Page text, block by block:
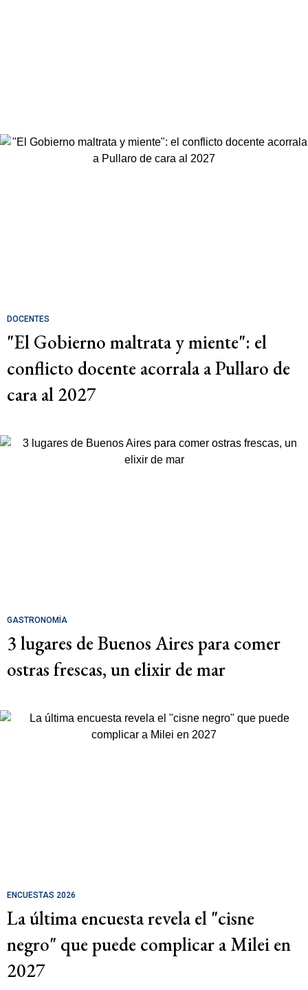
DOCENTES
"El Gobierno maltrata y miente": el
conflicto docente acorrala a Pullaro de
cara al 2027
GASTRONOMÍA
3 lugares de Buenos Aires para comer
ostras frescas, un elixir de mar
ENCUESTAS 2026
La última encuesta revela el "cisne
negro" que puede complicar a Milei en
2027